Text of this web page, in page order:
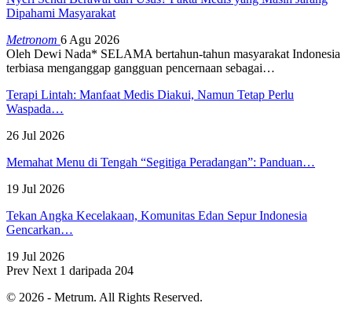
Dipahami Masyarakat
Metronom 6 Agu 2026
Oleh Dewi Nada* SELAMA bertahun-tahun masyarakat Indonesia
terbiasa menganggap gangguan pencernaan sebagai…
Terapi Lintah: Manfaat Medis Diakui, Namun Tetap Perlu
Waspada…
26 Jul 2026
Memahat Menu di Tengah “Segitiga Peradangan”: Panduan…
19 Jul 2026
Tekan Angka Kecelakaan, Komunitas Edan Sepur Indonesia
Gencarkan…
19 Jul 2026
Prev Next 1 daripada 204
© 2026 - Metrum. All Rights Reserved.